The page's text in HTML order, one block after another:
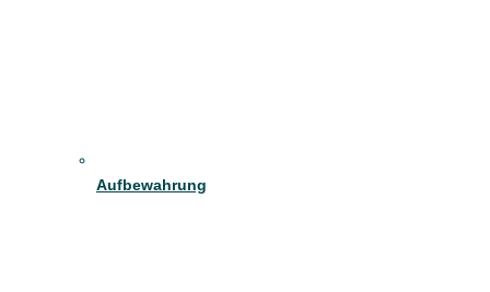
Aufbewahrung